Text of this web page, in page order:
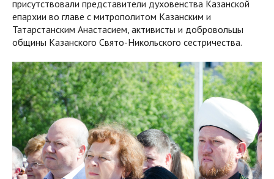
присутствовали представители духовенства Казанской
епархии во главе с митрополитом Казанским и
Татарстанским Анастасием, активисты и добровольцы
общины Казанского Свято-Никольского сестричества.